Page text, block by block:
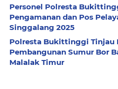
Personel Polresta
Pengamanan dan Pos
Singgalang 2025
Polresta Bukittinggi Tinjau
Pembangunan Sumur Bor
Malalak Timur